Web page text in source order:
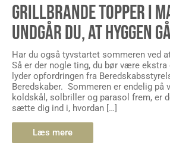
GRILLBRANDE TOPPER I
UNDGÅR DU, AT HYGGEN
Har du også tyvstartet sommeren ved
Så er der nogle ting, du bør være
lyder opfordringen fra
Beredskaber. Sommeren er endelig på
koldskål, solbriller og parasol frem, er
sætte dig ind i, hvordan […]
Læs mere